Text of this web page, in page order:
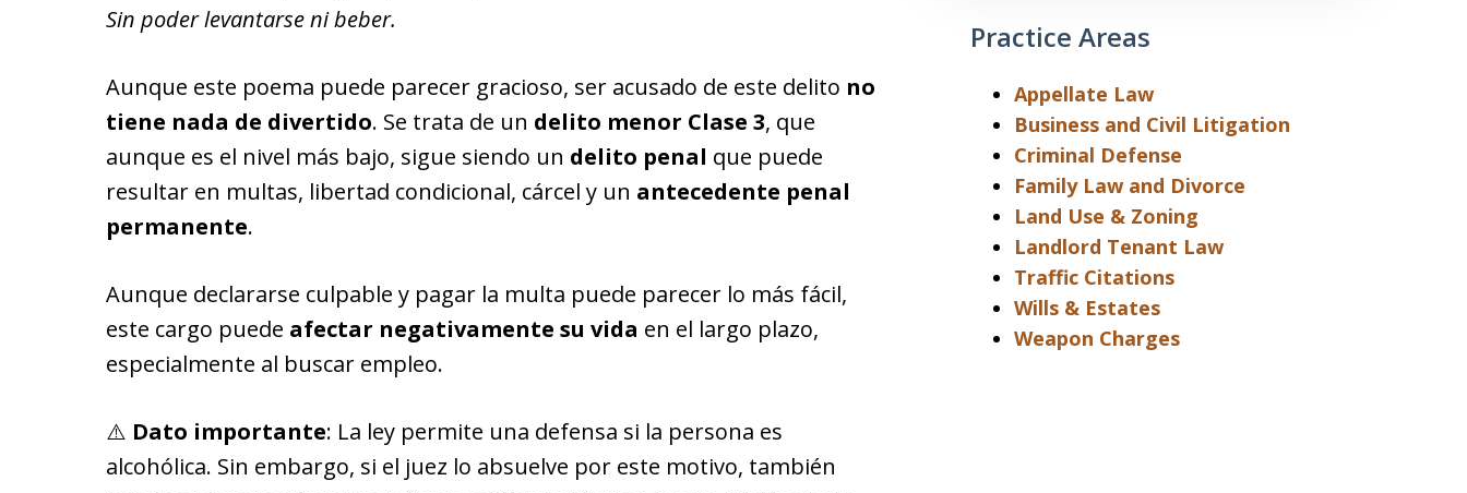
Sin poder levantarse ni beber.
Aunque este poema puede parecer gracioso, ser acusado de este delito no
tiene nada de divertido. Se trata de un delito menor Clase 3, que
aunque es el nivel más bajo, sigue siendo un delito penal que puede
resultar en multas, libertad condicional, cárcel y un antecedente penal
permanente.
Aunque declararse culpable y pagar la multa puede parecer lo más fácil,
este cargo puede afectar negativamente su vida en el largo plazo,
especialmente al buscar empleo.
⚠️ Dato importante: La ley permite una defensa si la persona es
alcohólica. Sin embargo, si el juez lo absuelve por este motivo, también
Practice Areas
Appellate Law
Business and Civil Litigation
Criminal Defense
Family Law and Divorce
Land Use & Zoning
Landlord Tenant Law
Traffic Citations
Wills & Estates
Weapon Charges